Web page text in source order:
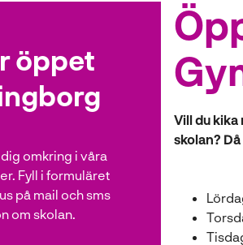
öppet
omkring i våra
Fyll i formuläret
på mail och sms
om skolan.
Vill du
skolan?